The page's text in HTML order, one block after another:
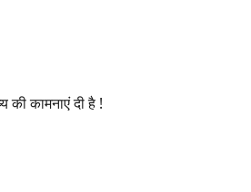
की कामनाएं दी है !